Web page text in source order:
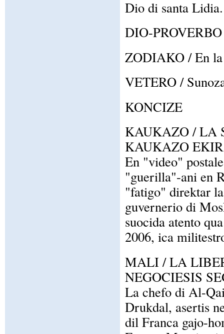
Dio di santa Lidia.
DIO-PROVERBO
ZODIAKO / En la
VETERO /
KONCIZE
KAUKAZO / LA
KAUKAZO
En "video"
"guerilla"-ani en
"fatigo" direktar
guvernerio di
suocida atento
2006, ica
MALI / LA
NEGOCIESIS
La chefo di Al-
Drukdal, asertis
dil Franca gajo-